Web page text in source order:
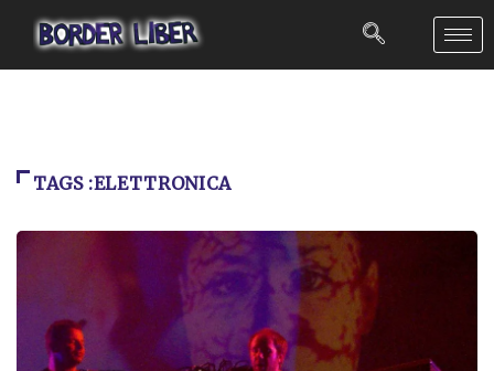
TAGS :ELETTRONICA